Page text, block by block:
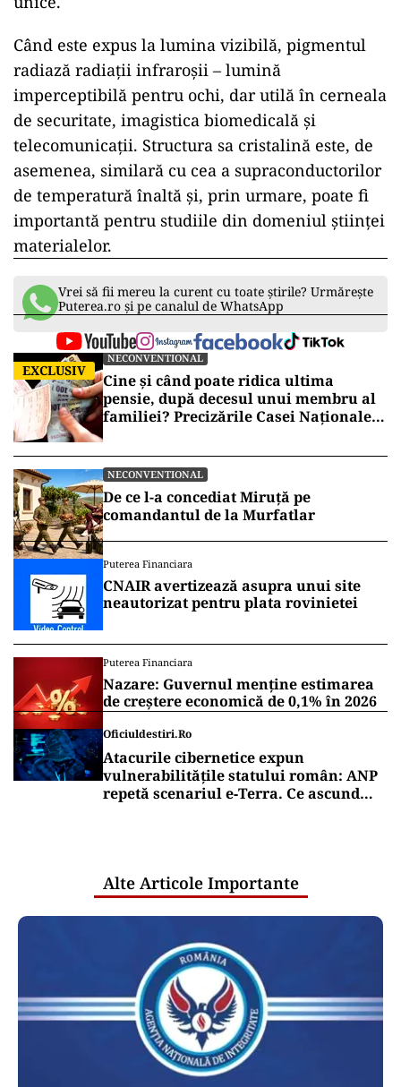
Când este expus la lumina vizibilă, pigmentul
radiază radiații infraroșii – lumină
imperceptibilă pentru ochi, dar utilă în cerneala
de securitate, imagistica biomedicală și
telecomunicații. Structura sa cristalină este, de
asemenea, similară cu cea a supraconductorilor
de temperatură înaltă și, prin urmare, poate fi
importantă pentru studiile din domeniul științei
materialelor.
Vrei să fii mereu la curent cu toate știrile? Urmărește
Puterea.ro și pe canalul de WhatsApp
EXCLUSIV
NECONVENTIONAL
Cine și când poate ridica ultima
pensie, după decesul unui membru al
familiei? Precizările Casei Naționale
NECONVENTIONAL
De ce l-a concediat Miruță pe
comandantul de la Murfatlar
Puterea Financiara
CNAIR avertizează asupra unui site
neautorizat pentru plata rovinietei
Puterea Financiara
Nazare: Guvernul menține estimarea
de creștere economică de 0,1% în 2026
Oficiuldestiri.ro
Atacurile cibernetice expun
vulnerabilitățile statului român: ANP
repetă scenariul e‑Terra. Ce ascund
Alte Articole Importante